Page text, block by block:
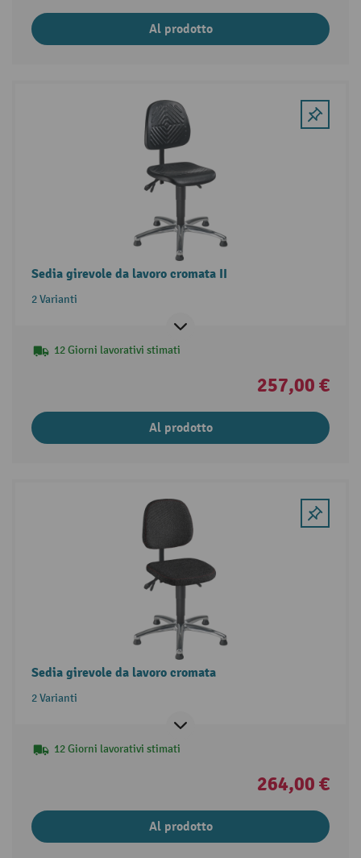
Al prodotto
Sedia girevole da lavoro cromata II
2 Varianti
12 Giorni lavorativi stimati
257,00 €
Al prodotto
Sedia girevole da lavoro cromata
2 Varianti
12 Giorni lavorativi stimati
264,00 €
Al prodotto